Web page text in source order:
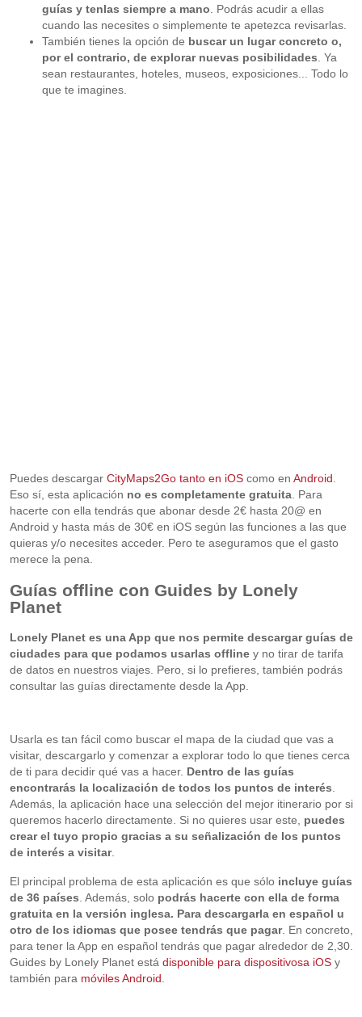
guías y tenlas siempre a mano. Podrás acudir a ellas
cuando las necesites o simplemente te apetezca revisarlas.
También tienes la opción de buscar un lugar concreto o,
por el contrario, de explorar nuevas posibilidades. Ya
sean restaurantes, hoteles, museos, exposiciones... Todo lo
que te imagines.
Puedes descargar CityMaps2Go tanto en iOScomo en Android.
Eso sí, esta aplicación no es completamente gratuita. Para
hacerte con ella tendrás que abonar desde 2€ hasta 20@ en
Android y hasta más de 30€ en iOS según las funciones a las que
quieras y/o necesites acceder. Pero te aseguramos que el gasto
merece la pena.
Guías offline con Guides by Lonely
Planet
Lonely Planet es una App que nos permite descargar guías de
ciudades para que podamos usarlas offliney no tirar de tarifa
de datos en nuestros viajes. Pero, si lo prefieres, también podrás
consultar las guías directamente desde la App.
Usarla es tan fácil como buscar el mapa de la ciudad que vas a
visitar, descargarlo y comenzar a explorar todo lo que tienes cerca
de ti para decidir qué vas a hacer. Dentro de las guías
encontrarás la localización de todos los puntos de interés
Además, la aplicación hace una selección del mejor itinerario por si
queremos hacerlo directamente. Si no quieres usar este, puedes
crear el tuyo propio gracias a su señalización de los puntos
de interés a visitar.
El principal problema de esta aplicación es que sóloincluye guías
de 36 países . Además, solo podrás hacerte con ella de forma
gratuita en la versión inglesa. Para descargarla en español u
otro de los idiomas que posee tendrás que pagar. En concreto,
para tener la App en español tendrás que pagar alrededor de 2,30.
Guides by Lonely Planet está disponible para dispositivosa iOSy
también para móviles Android